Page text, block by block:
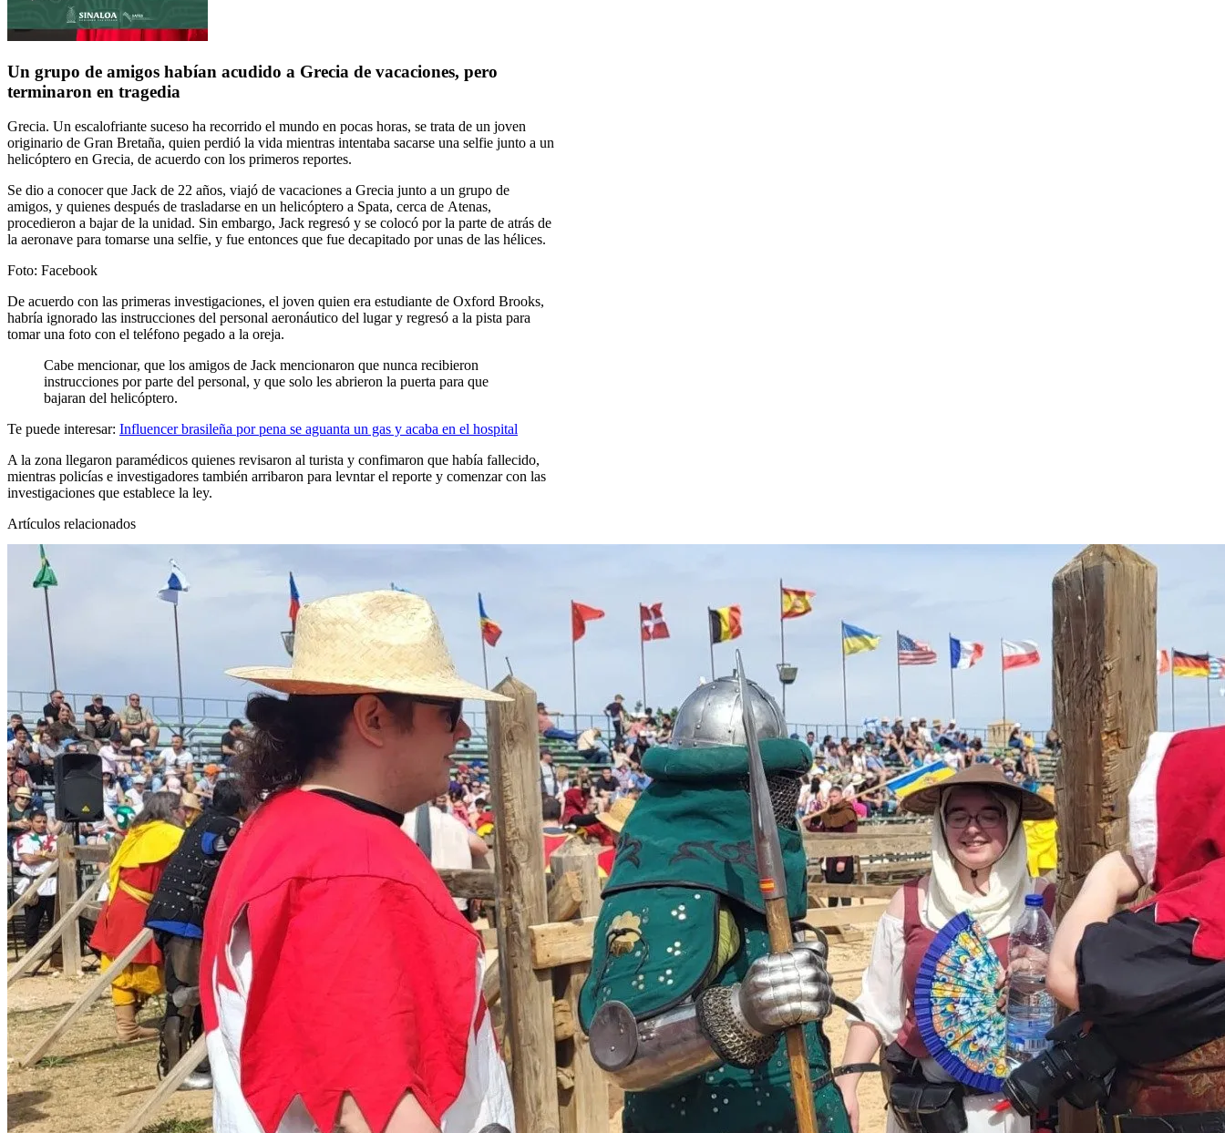
Un grupo de amigos habían acudido a Grecia de vacaciones, pero
terminaron en tragedia
Grecia. Un escalofriante suceso ha recorrido el mundo en pocas horas, se trata de un joven
originario de Gran Bretaña, quien perdió la vida mientras intentaba sacarse una selfie junto a un
helicóptero en Grecia, de acuerdo con los primeros reportes.
Se dio a conocer que Jack de 22 años, viajó de vacaciones a Grecia junto a un grupo de
amigos, y quienes después de trasladarse en un helicóptero a Spata, cerca de Atenas,
procedieron a bajar de la unidad. Sin embargo, Jack regresó y se colocó por la parte de atrás de
la aeronave para tomarse una selfie, y fue entonces que fue decapitado por unas de las hélices.
Foto: Facebook
De acuerdo con las primeras investigaciones, el joven quien era estudiante de Oxford Brooks,
habría ignorado las instrucciones del personal aeronáutico del lugar y regresó a la pista para
tomar una foto con el teléfono pegado a la oreja.
Cabe mencionar, que los amigos de Jack mencionaron que nunca recibieron
instrucciones por parte del personal, y que solo les abrieron la puerta para que
bajaran del helicóptero.
Te puede interesar: Influencer brasileña por pena se aguanta un gas y acaba en el hospital
A la zona llegaron paramédicos quienes revisaron al turista y confimaron que había fallecido,
mientras policías e investigadores también arribaron para levntar el reporte y comenzar con las
investigaciones que establece la ley.
Artículos relacionados